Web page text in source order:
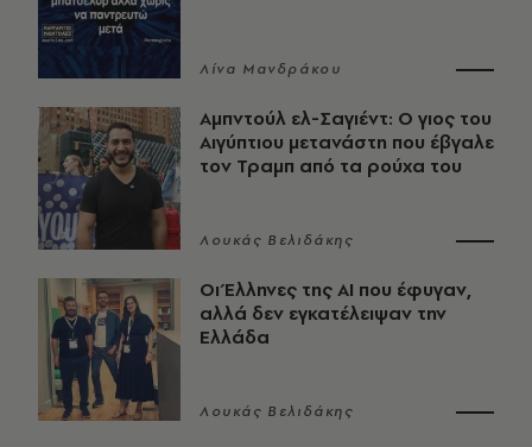
Λίνα Μανδράκου
Αμπντούλ ελ-Σαγιέντ: Ο γιος του
Αιγύπτιου μετανάστη που έβγαλε
τον Τραμπ από τα ρούχα του
Λουκάς Βελιδάκης
Οι Έλληνες της ΑΙ που έφυγαν,
αλλά δεν εγκατέλειψαν την
Ελλάδα
Λουκάς Βελιδάκης